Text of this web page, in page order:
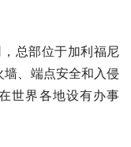
总部位于加利福尼
、端点安全和入侵
世界各地设有办事